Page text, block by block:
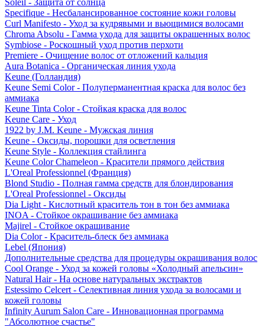
Soleil - Защита от солнца
Specifique - Несбалансированное состояние кожи головы
Curl Manifesto - Уход за кудрявыми и вьющимися волосами
Chroma Absolu - Гамма ухода для защиты окрашенных волос
Symbiose - Роскошный уход против перхоти
Premiere - Очищение волос от отложений кальция
Aura Botanica - Органическая линия ухода
Keune (Голландия)
Keune Semi Color - Полуперманентная краска для волос без
аммиака
Keune Tinta Color - Стойкая краска для волос
Keune Care - Уход
1922 by J.M. Keune - Мужская линия
Keune - Оксиды, порошки для осветления
Keune Style - Коллекция стайлинга
Keune Color Chameleon - Красители прямого действия
L'Oreal Professionnel (Франция)
Blond Studio - Полная гамма средств для блондирования
L'Oreal Professionnel - Оксиды
Dia Light - Кислотный краситель тон в тон без аммиака
INOA - Стойкое окрашивание без аммиака
Majirel - Стойкое окрашивание
Dia Color - Краситель-блеск без аммиака
Lebel (Япония)
Дополнительные средства для процедуры окрашивания волос
Cool Orange - Уход за кожей головы «Холодный апельсин»
Natural Hair - На основе натуральных экстрактов
Estessimo Celcert - Селективная линия ухода за волосами и
кожей головы
Infinity Aurum Salon Care - Инновационная программа
"Абсолютное счастье"